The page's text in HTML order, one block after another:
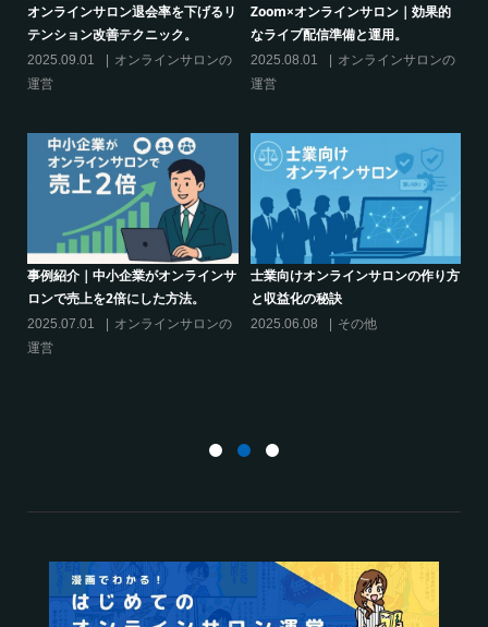
オンラインサロン退会率を下げるリ
テンション改善テクニック。
2025.09.01
オンラインサロンの
運営
Zoom×オンラインサロン｜効果的
なライブ配信準備と運用。
2025.08.01
オンラインサロンの
運営
事例紹介｜中小企業がオンラインサ
ロンで売上を2倍にした方法。
2025.07.01
オンラインサロンの
運営
士業向けオンラインサロンの作り方
と収益化の秘訣
2025.06.08 その他